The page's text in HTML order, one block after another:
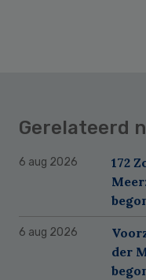
Gerelateerd
6 aug 2026
172
6 aug 2026
der